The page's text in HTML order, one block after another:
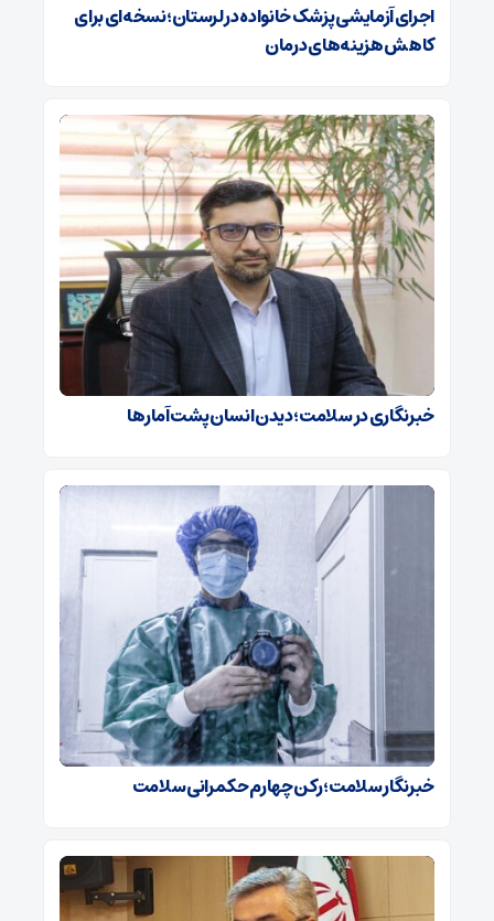
اجرای آزمایشی پزشک خانواده در لرستان؛نسخه‌ای برای
کاهش هزینه‌های درمان
خبرنگاری در سلامت؛ دیدن انسان پشت آمارها
خبرنگار سلامت؛ رکن چهارم حکمرانی سلامت